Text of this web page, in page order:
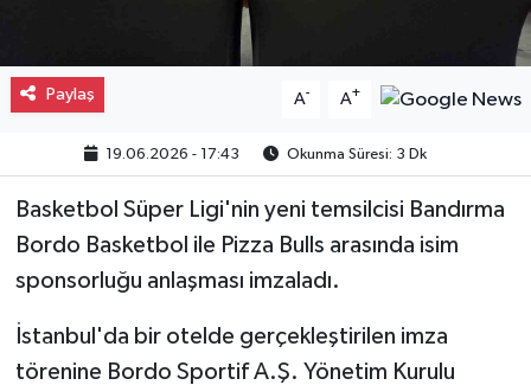
Paylaş A- A+
19.06.2026 - 17:43 Okunma Süresi: 3 Dk
Basketbol Süper Ligi'nin yeni temsilcisi Bandırma
Bordo Basketbol ile Pizza Bulls arasında isim
sponsorluğu anlaşması imzaladı.
İstanbul'da bir otelde gerçekleştirilen imza
törenine Bordo Sportif A.Ş. Yönetim Kurulu